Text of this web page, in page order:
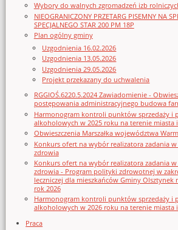
Wybory do walnych zgromadzeń izb
NIEOGRANICZONY PRZETARG PISEMNY NA
SPECJALNEGO STAR 200 PM 18P
Plan ogólny gminy
Uzgodnienia 16.02.2026
Uzgodnienia 13.05.2026
Uzgodnienia 29.05.2026
Projekt przekazany do uchwalenia
RGGIOŚ.6220.5.2024 Zawiadomienie -
postępowania administracyjnego budowa
Harmonogram kontroli punktów sprzedaży i
alkoholowych w 2025 roku na terenie miasta
Obwieszczenia Marszałka województwa
Konkurs ofert na wybór realizatora zadania
zdrowia
Konkurs ofert na wybór realizatora zadania
zdrowia - Program polityki zdrowotnej w
leczniczej dla mieszkańców Gminy Olsztynek
rok 2026
Harmonogram kontroli punktów sprzedaży i
alkoholowych w 2026 roku na terenie miasta
Praca